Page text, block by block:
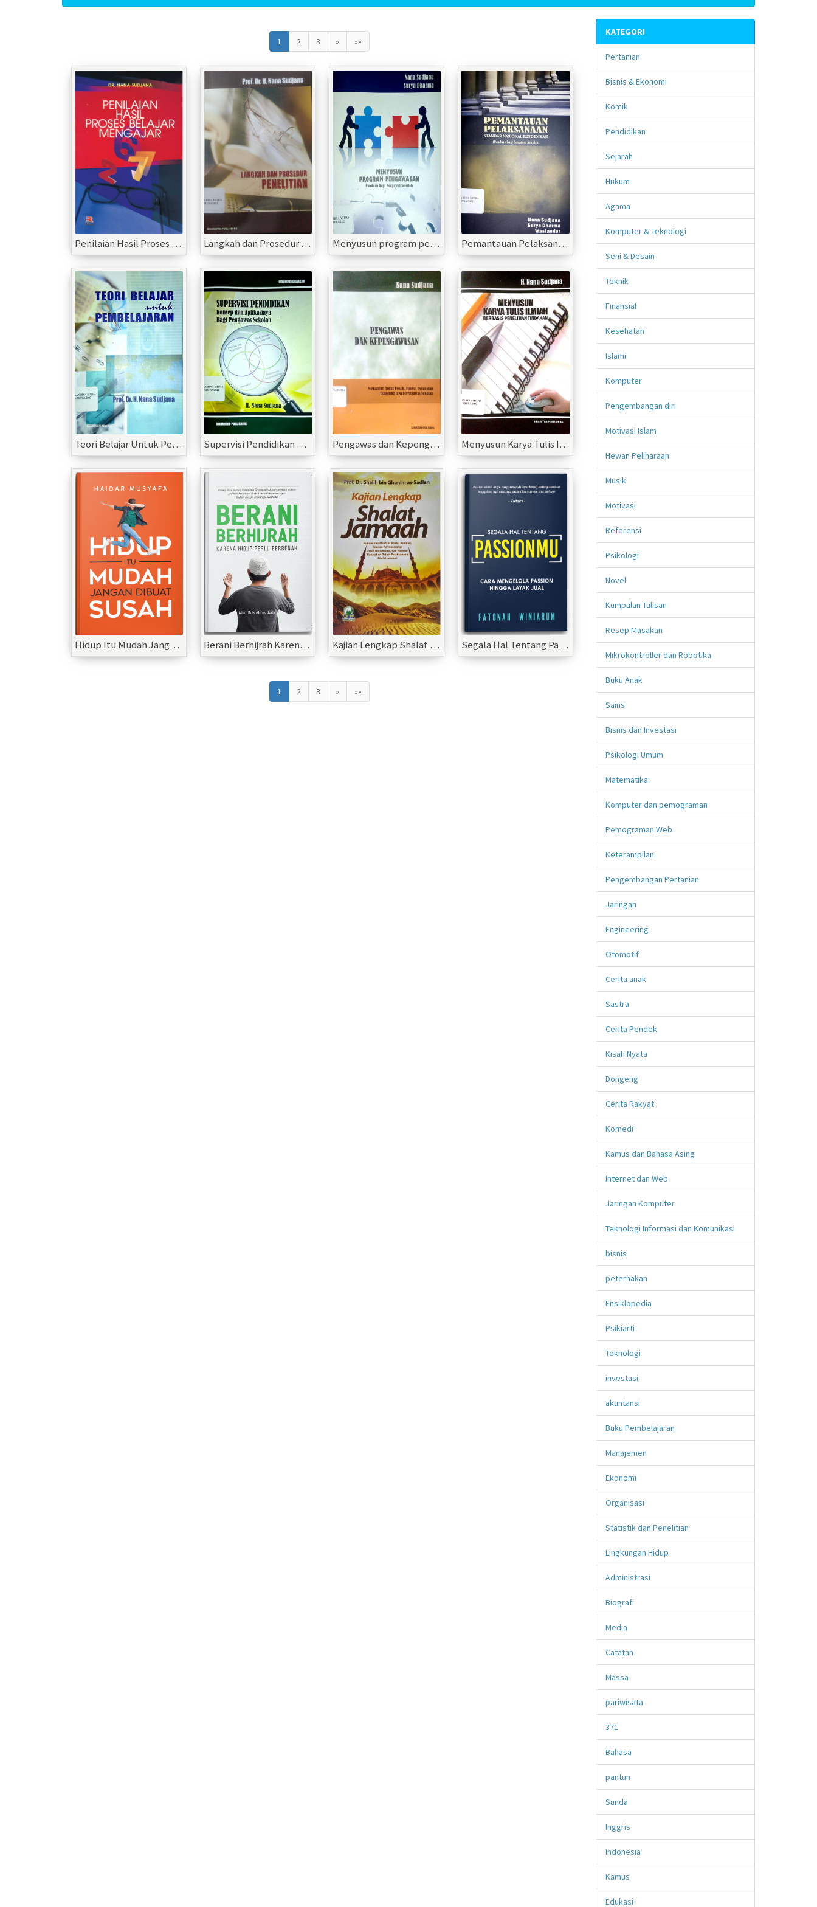
1 2 3 » »»
Penilaian Hasil Proses Belajar Mengajar Langkah dan Prosedur Prosedur Penelitian Menyusun program pengawasan panduan bagi pengawas sekolah Pemantauan Pelaksanaan Standar Nasional Pendidikan
Teori Belajar Untuk Pembelajaran Supervisi Pendidikan Konsep dan Aplikasinya Bagi Pengawas Sekolah Pengawas dan Kepengawasan Menyusun Karya Tulis Ilmiah Berbasis Penelitian Tindakan
Hidup Itu Mudah Jangan Dibuat Susah Berani Berhijrah Karena Hidup Perlu Berbenah Kajian Lengkap Shalat Jamaah Segala Hal Tentang Passionmu Cara mengelola Passion Hingga Layak Jual
1 2 3 » »»
KATEGORI
Pertanian
Bisnis & Ekonomi
Komik
Pendidikan
Sejarah
Hukum
Agama
Komputer & Teknologi
Seni & Desain
Teknik
Finansial
Kesehatan
Islami
Komputer
Pengembangan diri
Motivasi Islam
Hewan Peliharaan
Musik
Motivasi
Referensi
Psikologi
Novel
Kumpulan Tulisan
Resep Masakan
Mikrokontroller dan Robotika
Buku Anak
Sains
Bisnis dan Investasi
Psikologi Umum
Matematika
Komputer dan pemograman
Pemograman Web
Keterampilan
Pengembangan Pertanian
Jaringan
Engineering
Otomotif
Cerita anak
Sastra
Cerita Pendek
Kisah Nyata
Dongeng
Cerita Rakyat
Komedi
Kamus dan Bahasa Asing
Internet dan Web
Jaringan Komputer
Teknologi Informasi dan Komunikasi
bisnis
peternakan
Ensiklopedia
Psikiarti
Teknologi
investasi
akuntansi
Buku Pembelajaran
Manajemen
Ekonomi
Organisasi
Statistik dan Penelitian
Lingkungan Hidup
Administrasi
Biografi
Media
Catatan
Massa
pariwisata
371
Bahasa
pantun
Sunda
Inggris
Indonesia
Kamus
Edukasi